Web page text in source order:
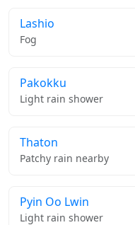
Lashio
Fog
Pakokku
Light rain shower
Thaton
Patchy rain nearby
Pyin Oo Lwin
Light rain shower